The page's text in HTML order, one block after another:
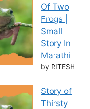
Of Two
Frogs |
Small
Story In
Marathi
by RITESH
Story of
Thirsty